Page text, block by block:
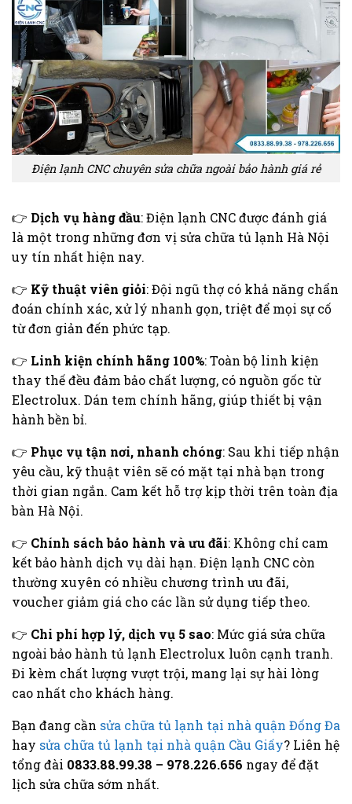
Điện lạnh CNC chuyên sửa chữa ngoài bảo hành giá rẻ
👉 Dịch vụ hàng đầu: Điện lạnh CNC được đánh giá
là một trong những đơn vị sửa chữa tủ lạnh Hà Nội
uy tín nhất hiện nay.
👉 Kỹ thuật viên giỏi: Đội ngũ thợ có khả năng chẩn
đoán chính xác, xử lý nhanh gọn, triệt để mọi sự cố
từ đơn giản đến phức tạp.
👉 Linh kiện chính hãng 100%: Toàn bộ linh kiện
thay thế đều đảm bảo chất lượng, có nguồn gốc từ
Electrolux. Dán tem chính hãng, giúp thiết bị vận
hành bền bỉ.
👉 Phục vụ tận nơi, nhanh chóng: Sau khi tiếp nhận
yêu cầu, kỹ thuật viên sẽ có mặt tại nhà bạn trong
thời gian ngắn. Cam kết hỗ trợ kịp thời trên toàn địa
bàn Hà Nội.
👉 Chính sách bảo hành và ưu đãi: Không chỉ cam
kết bảo hành dịch vụ dài hạn. Điện lạnh CNC còn
thường xuyên có nhiều chương trình ưu đãi,
voucher giảm giá cho các lần sử dụng tiếp theo.
👉 Chi phí hợp lý, dịch vụ 5 sao: Mức giá sửa chữa
ngoài bảo hành tủ lạnh Electrolux luôn cạnh tranh.
Đi kèm chất lượng vượt trội, mang lại sự hài lòng
cao nhất cho khách hàng.
Bạn đang cần sửa chữa tủ lạnh tại nhà quận Đống Đa
hay sửa chữa tủ lạnh tại nhà quận Cầu Giấy? Liên hệ
tổng đài 0833.88.99.38 – 978.226.656 ngay để đặt
lịch sửa chữa sớm nhất.